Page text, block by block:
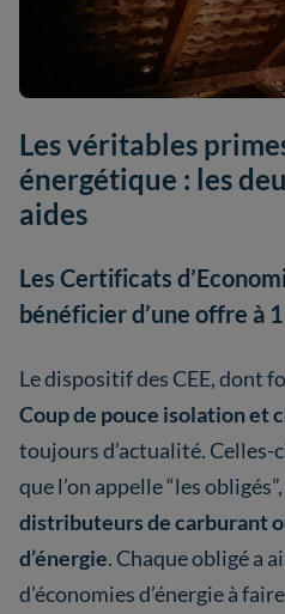
Les véritables
énergétique : les
aides
Les Certificats
bénéficier d’une offre à
Le dispositif des CEE, dont
Coup de pouce isolation et
toujours d’actualité. Celles-
que l’on appelle “les
distributeurs de carburant
d’énergie. Chaque obligé a
d’économies d’énergie à